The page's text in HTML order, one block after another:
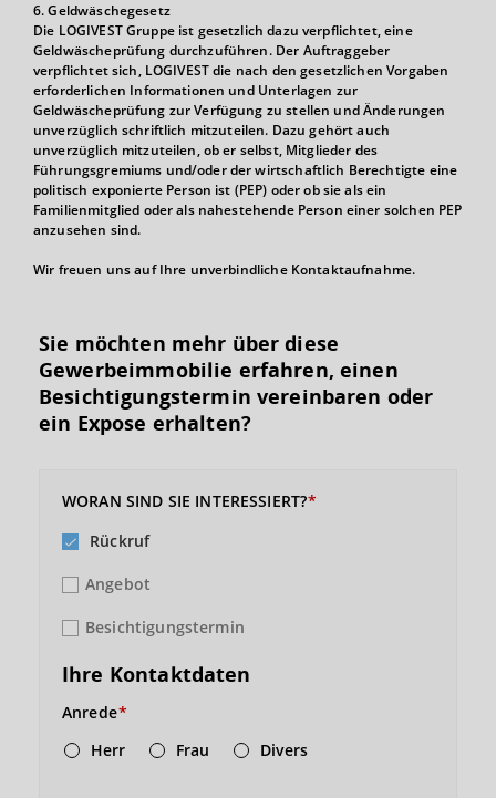
6. Geldwäschegesetz
Die LOGIVEST Gruppe ist gesetzlich dazu verpflichtet, eine
Geldwäscheprüfung durchzuführen. Der Auftraggeber
verpflichtet sich, LOGIVEST die nach den gesetzlichen Vorgaben
erforderlichen Informationen und Unterlagen zur
Geldwäscheprüfung zur Verfügung zu stellen und Änderungen
unverzüglich schriftlich mitzuteilen. Dazu gehört auch
unverzüglich mitzuteilen, ob er selbst, Mitglieder des
Führungsgremiums und/oder der wirtschaftlich Berechtigte eine
politisch exponierte Person ist (PEP) oder ob sie als ein
Familienmitglied oder als nahestehende Person einer solchen PEP
anzusehen sind.
Wir freuen uns auf Ihre unverbindliche Kontaktaufnahme.
Sie möchten mehr über diese
Gewerbeimmobilie erfahren, einen
Besichtigungs­termin vereinbaren oder
ein Expose erhalten?
WORAN SIND SIE INTERESSIERT?
Rückruf
Angebot
Besichtigungstermin
Ihre Kontaktdaten
Anrede
Herr
Frau Divers